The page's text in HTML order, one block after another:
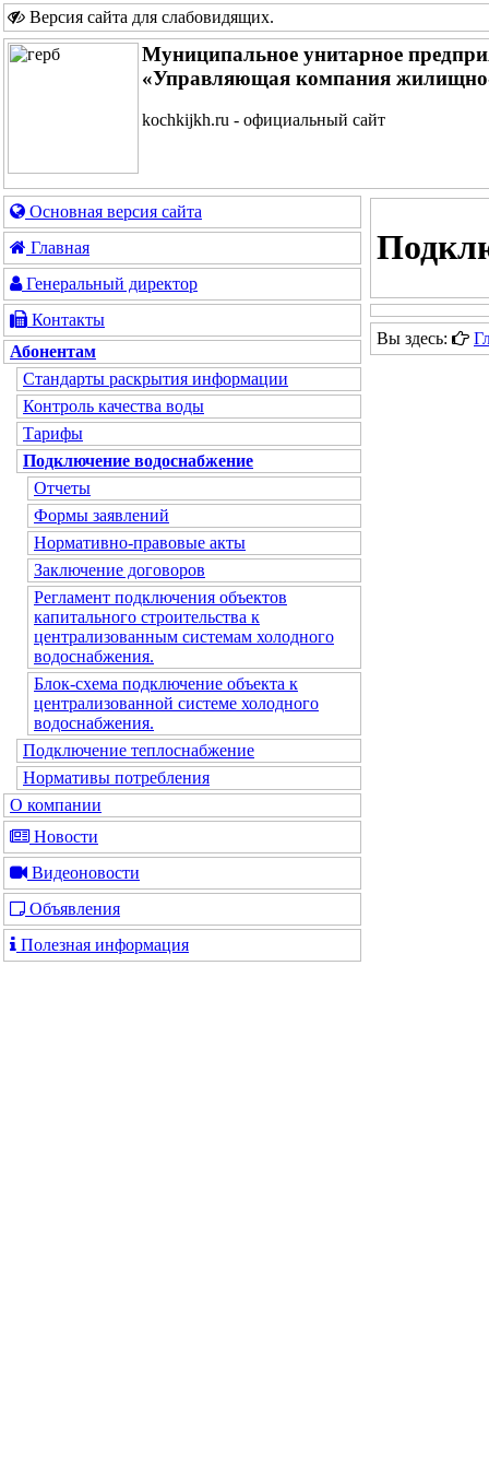
Версия сайта для слабовидящих.
Муниципальное унитарное
«Управляющая компания
kochkijkh.ru - официальный сайт
Основная версия сайта
Главная
Генеральный директор
Контакты
Абонентам
Стандарты раскрытия информации
Контроль качества воды
Тарифы
Подключение водоснабжение
Отчеты
Формы заявлений
Нормативно-правовые акты
Заключение договоров
Регламент подключения объектов
капитального строительства к
централизованным системам холодного
водоснабжения.
Блок-схема подключение объекта к
централизованной системе холодного
водоснабжения.
Подключение теплоснабжение
Нормативы потребления
О компании
Новости
Видеоновости
Объявления
Полезная информация
Вы здесь: